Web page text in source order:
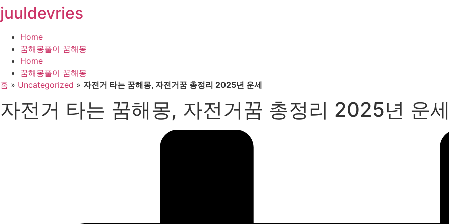
콘
텐
뛰
juuldevries
Home
꿈해몽풀이 꿈해몽
Home
꿈해몽풀이 꿈해몽
홈 » Uncategorized » 자전거 타는 꿈해몽, 자전거꿈 총정리 2025년 운세
자전거 타는 꿈해몽, 자전거꿈 총정리 2025년 운